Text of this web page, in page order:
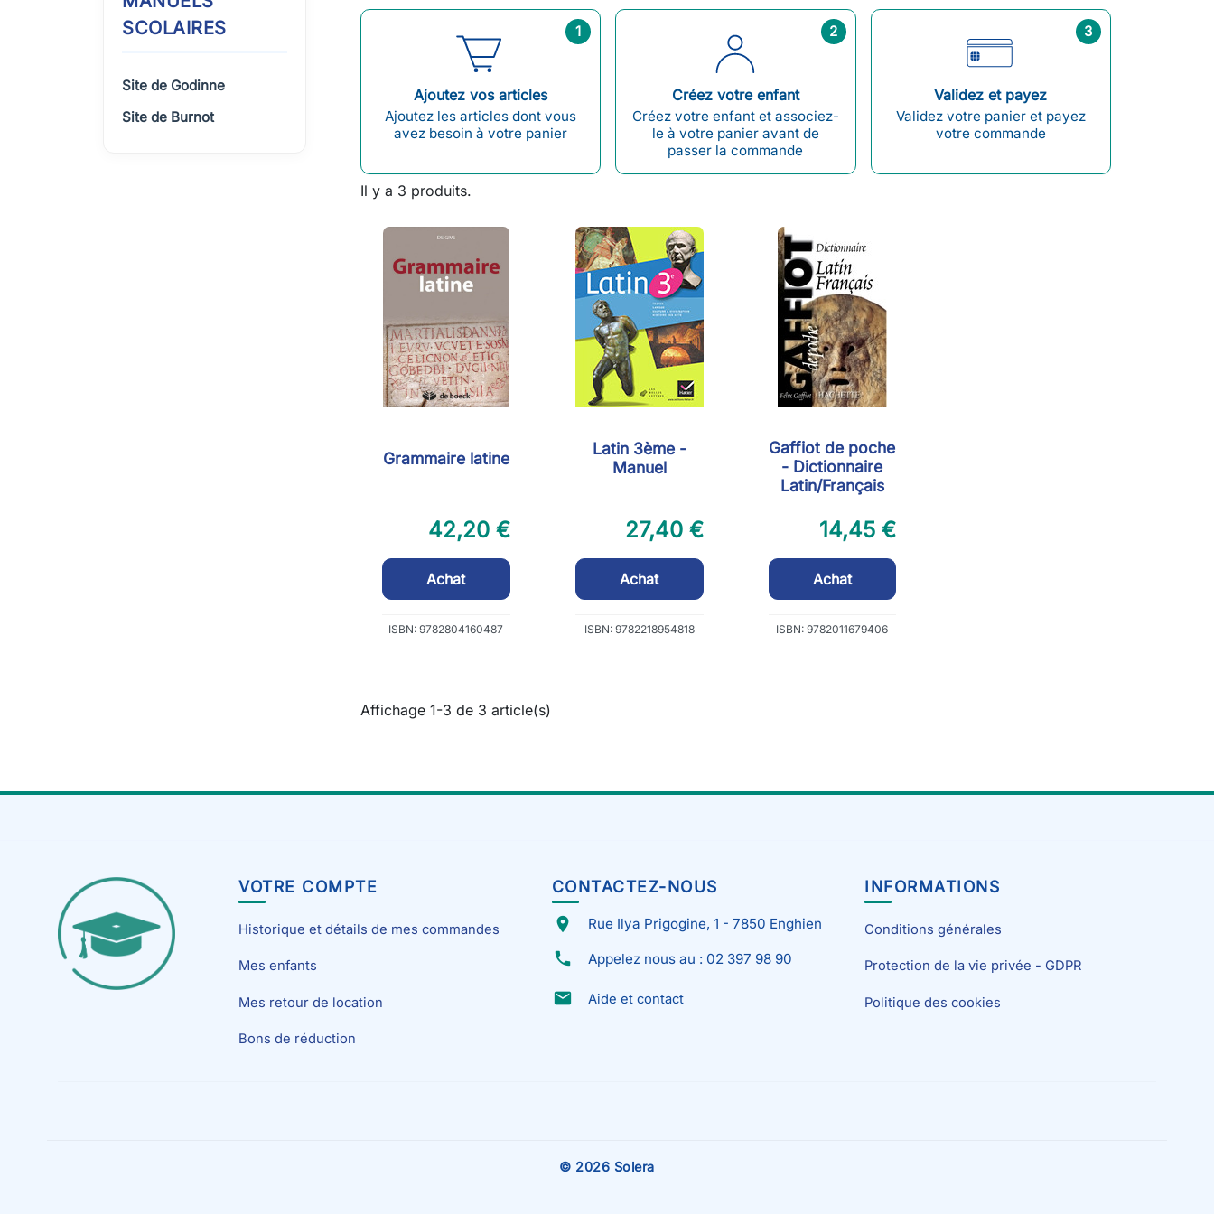
SCOLAIRES
Site de Godinne
Site de Burnot
1
Ajoutez vos articles
Ajoutez les articles dont vous
avez besoin à votre panier
2
Créez votre enfant
Créez votre enfant et associez-
le à votre panier avant de
passer la commande
3
Validez et payez
Validez votre panier et payez
votre commande
Il y a 3 produits.
Grammaire latine
42,20 €
Achat
ISBN: 9782804160487
Latin 3ème -
Manuel
27,40 €
Achat
ISBN: 9782218954818
Gaffiot de poche
- Dictionnaire
Latin/Français
14,45 €
Achat
ISBN: 9782011679406
Affichage 1-3 de 3 article(s)
VOTRE COMPTE
Historique et détails de mes commandes
Mes enfants
Mes retour de location
Bons de réduction
CONTACTEZ-NOUS
place Rue Ilya Prigogine, 1 - 7850 Enghien
phone Appelez nous au : 02 397 98 90
email Aide et contact
INFORMATIONS
Conditions générales
Protection de la vie privée - GDPR
Politique des cookies
© 2026 Solera